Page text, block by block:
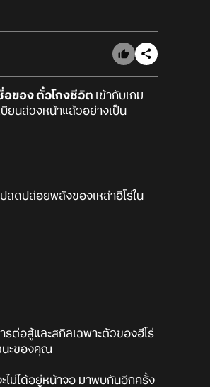
อของ ตั๋วโกงชีวิต เข้ากับเกม
บียนล่วงหน้าแล้วอย่างเป็น
ลดปล่อยพลังของเหล่าฮีโร่ใน
ต่อสู้และสกิลเฉพาะตัวของฮีโร่
นะของคุณ
ไม่ได้อยู่หน้าจอ มาพบกันอีกครั้ง